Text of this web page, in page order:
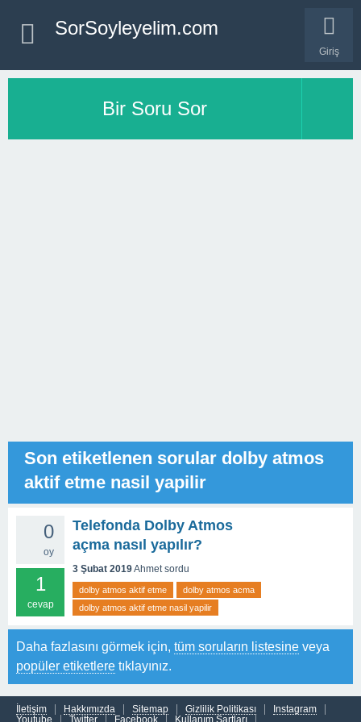
Giriş
SorSoyleyelim.com
Bir Soru Sor
Son etiketlenen sorular dolby atmos
aktif etme nasil yapilir
0
oy
1
cevap
Telefonda Dolby Atmos
açma nasıl yapılır?
3 Şubat 2019Ahmet sordu
dolby atmos aktif etme
dolby atmos acma
dolby atmos aktif etme nasil yapilir
Daha fazlasını görmek için, tüm soruların listesine veya
popüler etiketlere tıklayınız.
İletişim Hakkımızda Sitemap Gizlilik Politikası
Instagram
Youtube
Twitter Facebook Kullanım Şartları